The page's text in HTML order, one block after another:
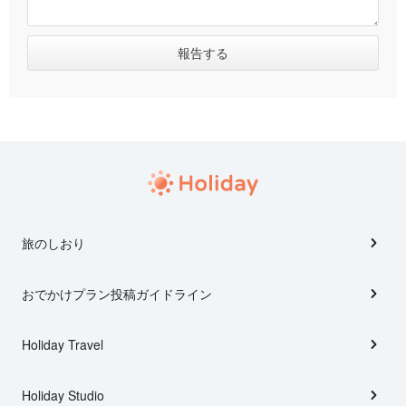
旅のしおり
おでかけプラン投稿ガイドライン
Holiday Travel
Holiday Studio